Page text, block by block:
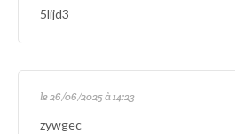
5lijd3
le 26/06/2025 à 14:23
zywgec